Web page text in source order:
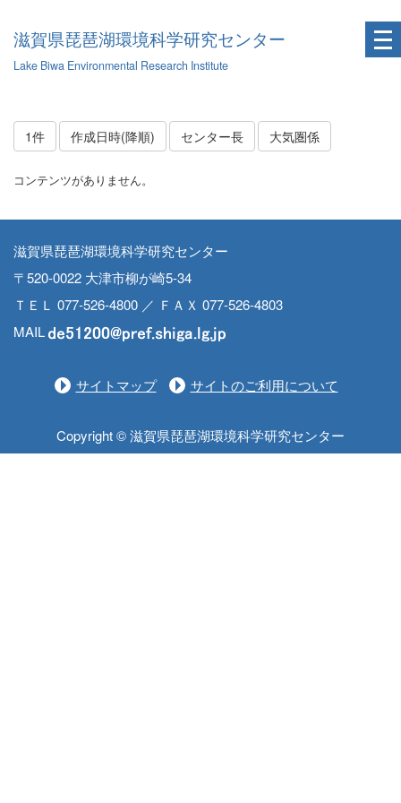
滋賀県琵琶湖環境科学研究センター
Lake Biwa Environmental Research Institute
1件 作成日時(降順) センター長 大気圏係
コンテンツがありません。
滋賀県琵琶湖環境科学研究センター
〒520-0022 大津市柳が崎5-34
ＴＥＬ 077-526-4800 ／ ＦＡＸ 077-526-4803
MAIL
サイトマップ サイトのご利用について
Copyright © 滋賀県琵琶湖環境科学研究センター